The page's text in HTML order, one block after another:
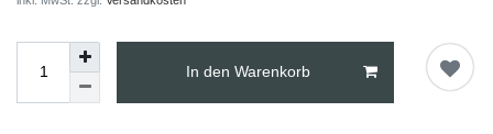
In den Warenkorb